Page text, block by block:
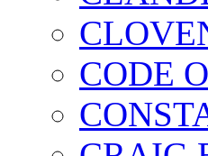
CODE